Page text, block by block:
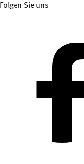
Folgen Sie uns